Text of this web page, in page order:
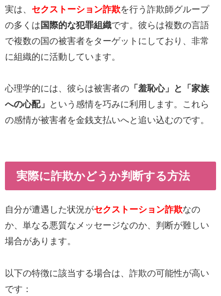
実は、 セクストーション詐欺を行う詐欺師グループ
の多くは 国際的な犯罪組織です。彼らは複数の言語
で複数の国の被害者をターゲットにしており、非常
に組織的に活動しています。
心理学的には、彼らは被害者の 「羞恥心」と「家族
への心配」
という感情を巧みに利用します。これら
の感情が被害者を金銭支払いへと追い込むのです。
実際に詐欺かどうか判断する方法
自分が遭遇した状況がセクストーション詐欺なの
か、単なる悪質なメッセージなのか、判断が難しい
場合があります。
以下の特徴に該当する場合は、詐欺の可能性が高い
です：